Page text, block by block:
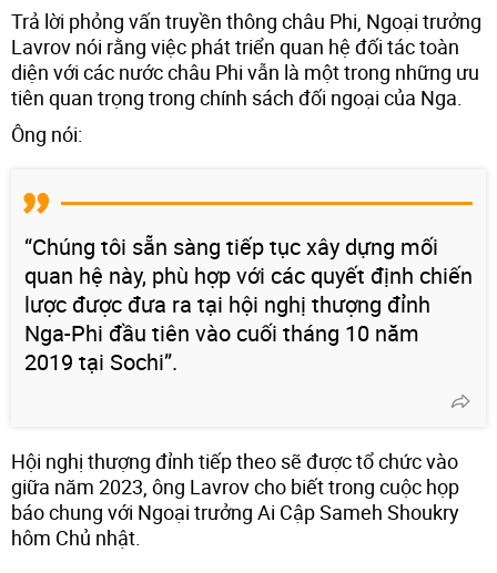
Trả lời phỏng vấn truyền thông châu Phi, Ngoại trưởng
Lavrov nói rằng việc phát triển quan hệ đối tác toàn
diện với các nước châu Phi vẫn là một trong những ưu
tiên quan trọng trong chính sách đối ngoại của Nga.
Ông nói:
“Chúng tôi sẵn sàng tiếp tục xây dựng mối
quan hệ này, phù hợp với các quyết định chiến
lược được đưa ra tại hội nghị thượng đỉnh
Nga-Phi đầu tiên vào cuối tháng 10 năm
2019 tại Sochi”.
Hội nghị thượng đỉnh tiếp theo sẽ được tổ chức vào
giữa năm 2023, ông Lavrov cho biết trong cuộc họp
báo chung với Ngoại trưởng Ai Cập Sameh Shoukry
hôm Chủ nhật.